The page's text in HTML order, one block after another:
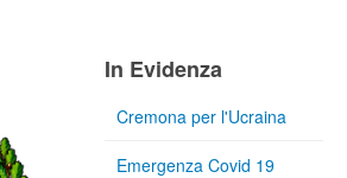
In Evidenza
Cremona per l'Ucraina
Emergenza Covid 19